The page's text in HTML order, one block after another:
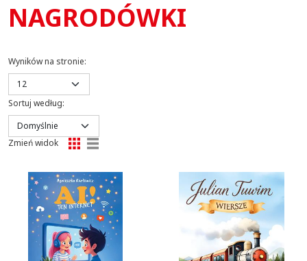
NAGRODÓWKI
Wyników na stronie:
Sortuj według:
Zmień widok
Ilość stron: 68
Oprawa: Twarda
Format: 210x265 mm
KOD CN: 4901 99 00